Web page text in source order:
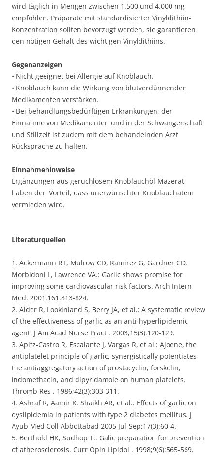
wird täglich in Mengen zwischen 1.500 und 4.000 mg
empfohlen. Präparate mit standardisierter Vinyldithiin-
Konzentration sollten bevorzugt werden, sie garantieren
den nötigen Gehalt des wichtigen Vinyldithiins.
Gegenanzeigen
• Nicht geeignet bei Allergie auf Knoblauch.
• Knoblauch kann die Wirkung von blutverdünnenden
Medikamenten verstärken.
• Bei behandlungsbedürftigen Erkrankungen, der
Einnahme von Medikamenten und in der Schwangerschaft
und Stillzeit ist zudem mit dem behandelnden Arzt
Rücksprache zu halten.
Einnahmehinweise
Ergänzungen aus geruchlosem Knoblauchöl-Mazerat
haben den Vorteil, dass unerwünschter Knoblauchatem
vermieden wird.
Literaturquellen
1. Ackermann RT, Mulrow CD, Ramirez G, Gardner CD,
Morbidoni L, Lawrence VA.: Garlic shows promise for
improving some cardiovascular risk factors. Arch Intern
Med. 2001;161:813-824.
2. Alder R, Lookinland S, Berry JA, et al.: A systematic review
of the effectiveness of garlic as an anti-hyperlipidemic
agent. J Am Acad Nurse Pract . 2003;15(3):120-129.
3. Apitz-Castro R, Escalante J, Vargas R, et al.: Ajoene, the
antiplatelet principle of garlic, synergistically potentiates
the antiaggregatory action of prostacyclin, forskolin,
indomethacin, and dipyridamole on human platelets.
Thromb Res . 1986;42(3):303-311.
4. Ashraf R, Aamir K, Shaikh AR, et al.: Effects of garlic on
dyslipidemia in patients with type 2 diabetes mellitus. J
Ayub Med Coll Abbottabad 2005 Jul-Sep;17(3):60-4.
5. Berthold HK, Sudhop T.: Galic preparation for prevention
of atherosclerosis. Curr Opin Lipidol . 1998;9(6):565-569.